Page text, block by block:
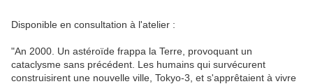
Disponible en consultation à l'atelier :
"An 2000. Un astéroïde frappa la Terre, provoquant un
cataclysme sans précédent. Les humains qui survécurent
construisirent une nouvelle ville, Tokyo-3, et s'apprêtaient à vivre